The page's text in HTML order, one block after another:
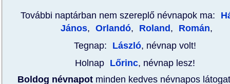
További naptárban nem szereplő névnapok ma:
János, Orlandó, Roland , Román,
Tegnap:
László, névnap volt!
Holnap Lőrinc, névnap lesz!
Boldog névnapotminden kedves névnapos